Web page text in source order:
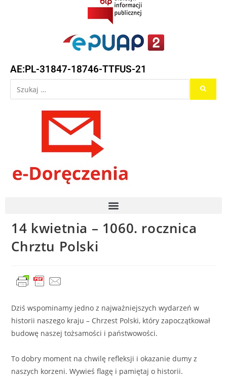
AE:PL-31847-18746-TTFUS-21
14 kwietnia – 1060. rocznica
Chrztu Polski
Dziś wspominamy jedno z najważniejszych wydarzeń w
historii naszego kraju – Chrzest Polski, który zapoczątkował
budowę naszej tożsamości i państwowości.
To dobry moment na chwilę refleksji i okazanie dumy z
naszych korzeni. Wywieś flagę i pamiętaj o historii.